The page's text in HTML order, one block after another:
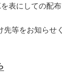
表にしての配布
等をお知らせく